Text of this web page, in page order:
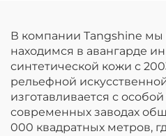
В компании Tangshine мы
находимся в авангарде
синтетической кожи с
рельефной
изготавливается с
современных заводах
000 квадратных метров,